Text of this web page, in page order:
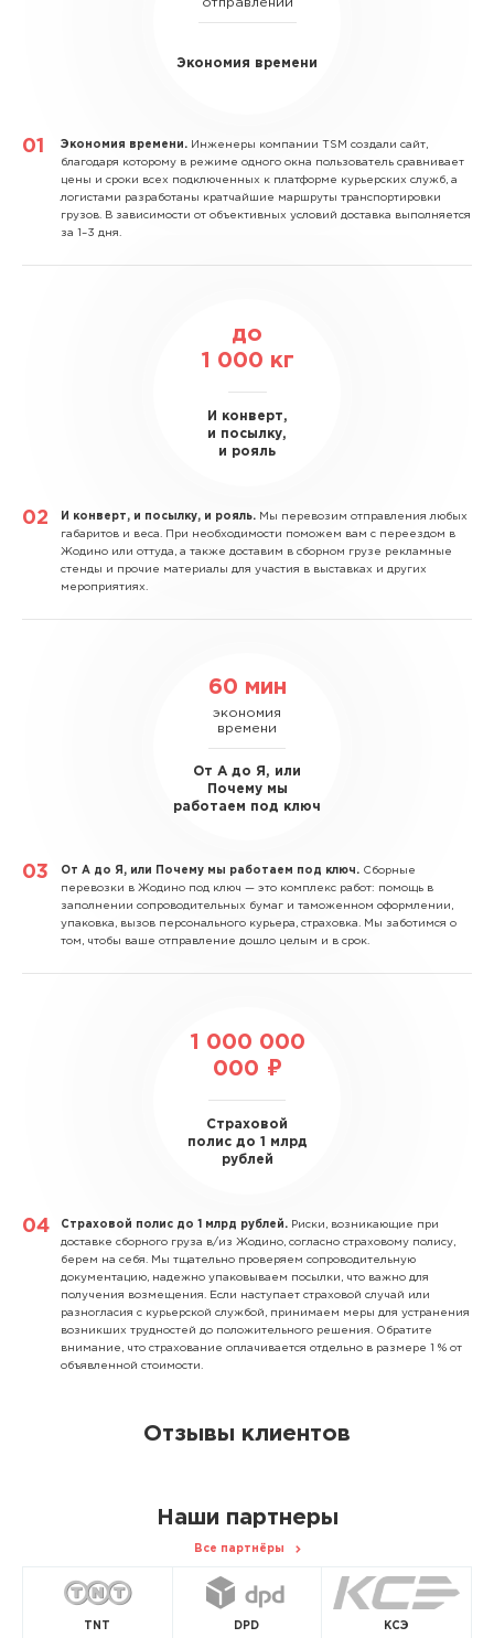
Экономия времени
Экономия времени. Инженеры компании TSM создали сайт,
благодаря которому в режиме одного окна пользователь сравнивает
цены и сроки всех подключенных к платформе курьерских служб, а
логистами разработаны кратчайшие маршруты транспортировки
грузов. В зависимости от объективных условий доставка выполняется
за 1–3 дня.
до
1 000 кг
И конверт,
и посылку,
и рояль
И конверт, и посылку, и рояль. Мы перевозим отправления любых
габаритов и веса. При необходимости поможем вам с переездом в
Жодино или оттуда, а также доставим в сборном грузе рекламные
стенды и прочие материалы для участия в выставках и других
мероприятиях.
60 мин
экономия
времени
От А до Я, или
Почему мы
работаем под ключ
От А до Я, или Почему мы работаем под ключ. Сборные
перевозки в Жодино под ключ — это комплекс работ: помощь в
заполнении сопроводительных бумаг и таможенном оформлении,
упаковка, вызов персонального курьера, страховка. Мы заботимся о
том, чтобы ваше отправление дошло целым и в срок.
1 000 000
000 ₽
Страховой
полис до 1 млрд
рублей
Страховой полис до 1 млрд рублей. Риски, возникающие при
доставке сборного груза в/из Жодино, согласно страховому полису,
берем на себя. Мы тщательно проверяем сопроводительную
документацию, надежно упаковываем посылки, что важно для
получения возмещения. Если наступает страховой случай или
разногласия с курьерской службой, принимаем меры для устранения
возникших трудностей до положительного решения. Обратите
внимание, что страхование оплачивается отдельно в размере 1 % от
объявленной стоимости.
Отзывы клиентов
Наши партнеры
Все партнёры
TNT DPD КСЭ